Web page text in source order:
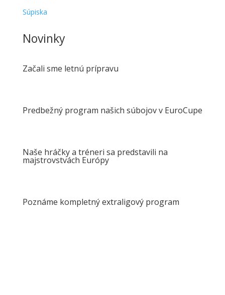
Súpiska
Novinky
Začali sme letnú prípravu
Predbežný program našich súbojov v EuroCupe
Naše hráčky a tréneri sa predstavili na
majstrovstvách Európy
Poznáme kompletný extraligový program